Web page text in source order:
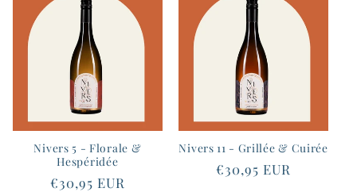
Nivers 5 - Florale &
Hespéridée
Prix
€30,95 EUR
Nivers 11 - Grillée & Cuirée
Prix
€30,95 EUR